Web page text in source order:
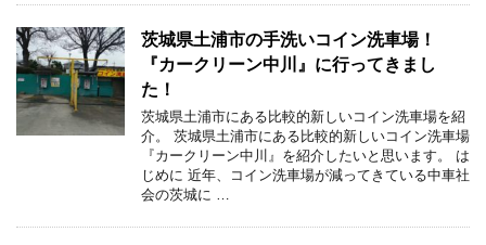
茨城県土浦市の手洗いコイン洗車場！
『カークリーン中川』に行ってきまし
た！
茨城県土浦市にある比較的新しいコイン洗車場を紹
介。 茨城県土浦市にある比較的新しいコイン洗車場
『カークリーン中川』を紹介したいと思います。 は
じめに 近年、コイン洗車場が減ってきている中車社
会の茨城に …